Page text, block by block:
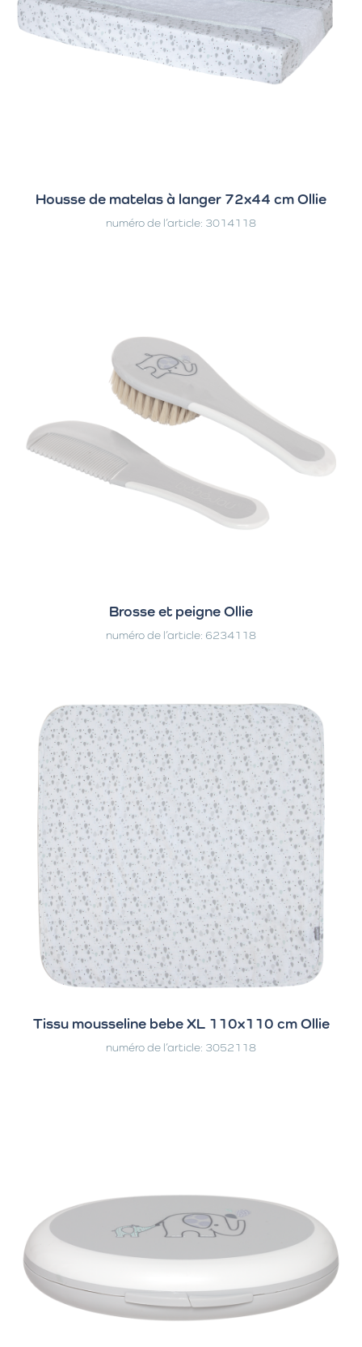
Housse de matelas à langer 72x44 cm Ollie
numéro de l’article: 3014118
Brosse et peigne Ollie
numéro de l’article: 6234118
Tissu mousseline bebe XL 110x110 cm Ollie
numéro de l’article: 3052118